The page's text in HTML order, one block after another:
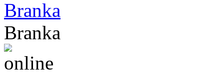
Branka